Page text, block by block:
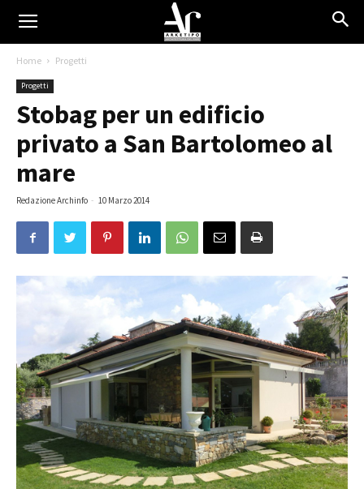
Home Progetti
Progetti
Stobag per un edificio
privato a San Bartolomeo al
mare
Redazione Archinfo - 10 Marzo 2014